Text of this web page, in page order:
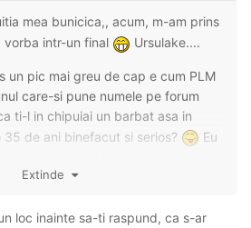
mea bunicica,, acum, m-am prins
vorba intr-un final
Ursulake....
un pic mai greu de cap e cum PLM
care-si pune numele pe forum
ti-l in chipuiai un barbat asa in
de ani binefacut si serios?
Eu
insist....
Extinde
loc inainte sa-ti raspund, ca s-ar